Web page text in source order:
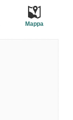
Mappa